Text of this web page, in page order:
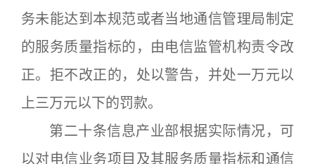
务未能达到本规范或者当地通信管理局制定
的服务质量指标的，由电信监管机构责令改
正。拒不改正的，处以警告，并处一万元以
上三万元以下的罚款。
第二十条信息产业部根据实际情况，可
以对电信业务项目及其服务质量指标和通信